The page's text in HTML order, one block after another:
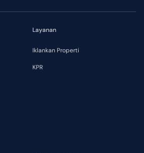
Layanan
Iklankan Properti
KPR